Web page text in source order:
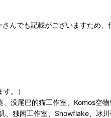
んでも記載がございますため
。）
没尾巴的猫工作室、Komos空
独闲工作室、Snowflake、冰